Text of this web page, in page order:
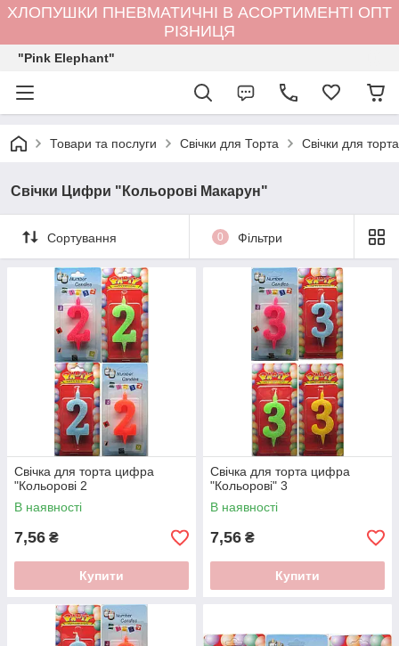
ХЛОПУШКИ ПНЕВМАТИЧНІ В АСОРТИМЕНТІ ОПТ
РІЗНИЦЯ
"Pink Elephant"
Товари та послуги Свічки для Торта Свічки для
Свічки Цифри "Кольорові Макарун"
Сортування 0 Фільтри
Свічка для торта цифра
"Кольорові 2
В наявності
7,56 ₴
Купити
Свічка для торта цифра
"Кольорові" 3
В наявності
7,56 ₴
Купити